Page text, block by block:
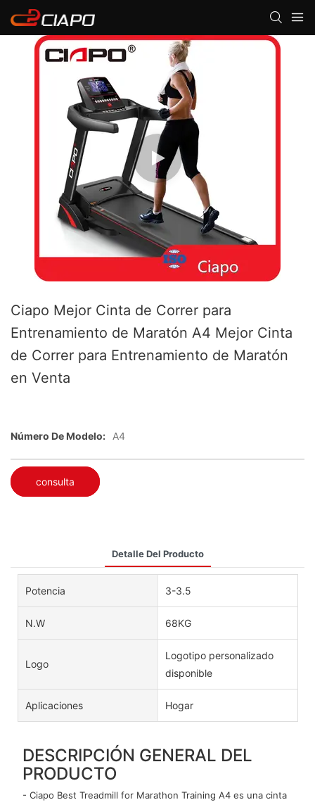
Ciapo Mejor Cinta de Correr para
Entrenamiento de Maratón A4 Mejor Cinta
de Correr para Entrenamiento de Maratón
en Venta
Número De Modelo: A4
consulta
Detalle Del Producto
Potencia 3-3.5
N.W 68KG
Logo
Logotipo personalizado
disponible
Aplicaciones Hogar
DESCRIPCIÓN GENERAL DEL
PRODUCTO
- Ciapo Best Treadmill for Marathon Training A4 es una cinta